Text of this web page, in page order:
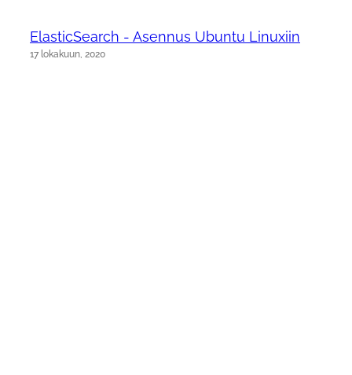
ElasticSearch - Asennus Ubuntu Linuxiin
17 lokakuun, 2020